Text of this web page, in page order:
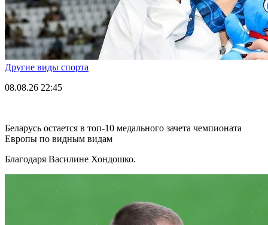
Другие виды спорта
08.08.26 22:45
Беларусь остается в топ-10 медального зачета чемпионата
Европы по видным видам
Благодаря Василине Хондошко.